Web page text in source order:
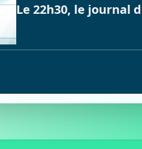
Le 22h30, le journal